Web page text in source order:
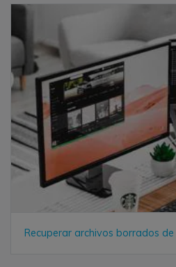
Recuperar archivos borrados